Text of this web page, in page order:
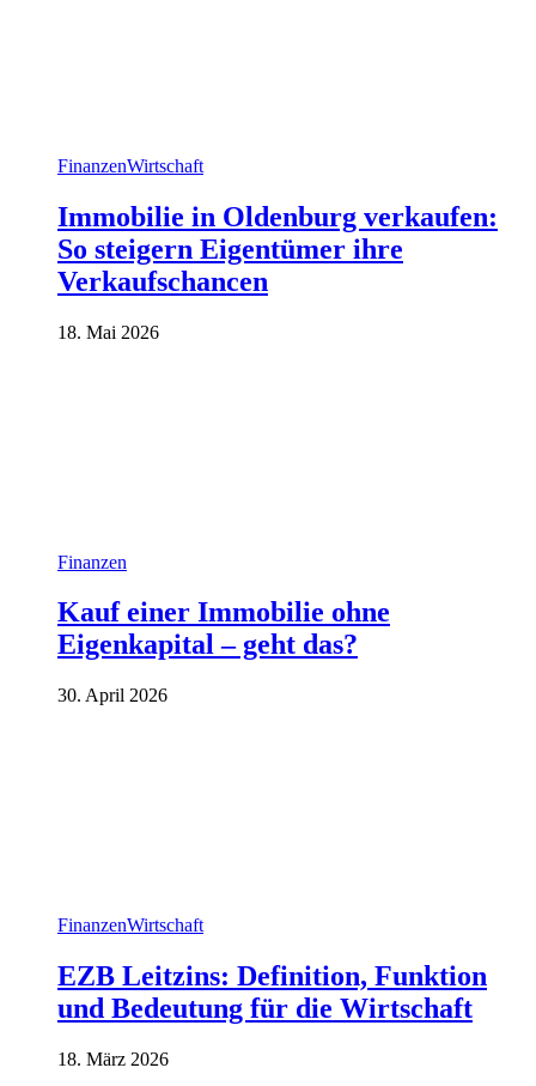
FinanzenWirtschaft
Immobilie in Oldenburg verkaufen:
So steigern Eigentümer ihre
Verkaufschancen
18. Mai 2026
Finanzen
Kauf einer Immobilie ohne
Eigenkapital – geht das?
30. April 2026
FinanzenWirtschaft
EZB Leitzins: Definition, Funktion
und Bedeutung für die Wirtschaft
18. März 2026